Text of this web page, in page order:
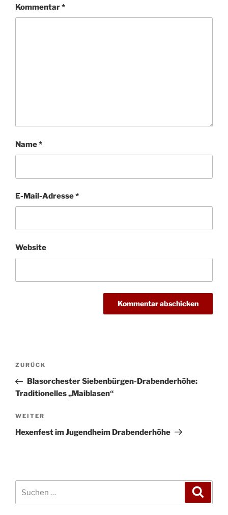
Kommentar*
Name*
E-Mail-Adresse*
Website
Beitragsnavigation
Vorheriger
Beitrag
ZURÜCK
Blasorchester Siebenbürgen-Drabenderhöhe:
Traditionelles „Maiblasen“
Nächster
Beitrag
WEITER
Hexenfest im Jugendheim Drabenderhöhe